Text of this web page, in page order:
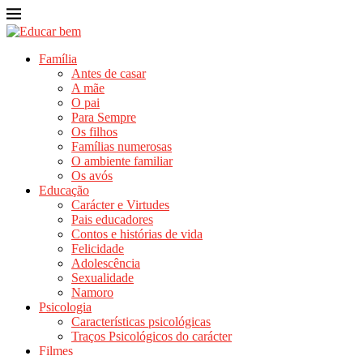
Família
Antes de casar
A mãe
O pai
Para Sempre
Os filhos
Famílias numerosas
O ambiente familiar
Os avós
Educação
Carácter e Virtudes
Pais educadores
Contos e histórias de vida
Felicidade
Adolescência
Sexualidade
Namoro
Psicologia
Características psicológicas
Traços Psicológicos do carácter
Filmes